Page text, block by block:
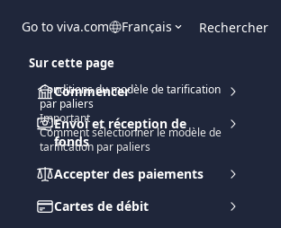
Go to viva.com Français Rechercher
Commencer
Envoi et réception de
fonds
Accepter des paiements
Cartes de débit
Sur cette page
Conditions du modèle de tarification
par paliers
Important
Comment sélectionner le modèle de
tarification par paliers